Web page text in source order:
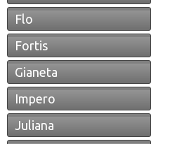
Flo
Fortis
Gianeta
Impero
Juliana